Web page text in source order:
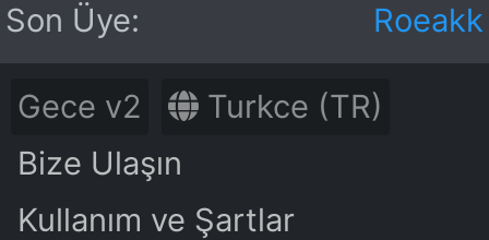
Son Üye
Roeakk
Gece v2
Turkce (TR)
Bize Ulaşın
Kullanım ve Şartlar